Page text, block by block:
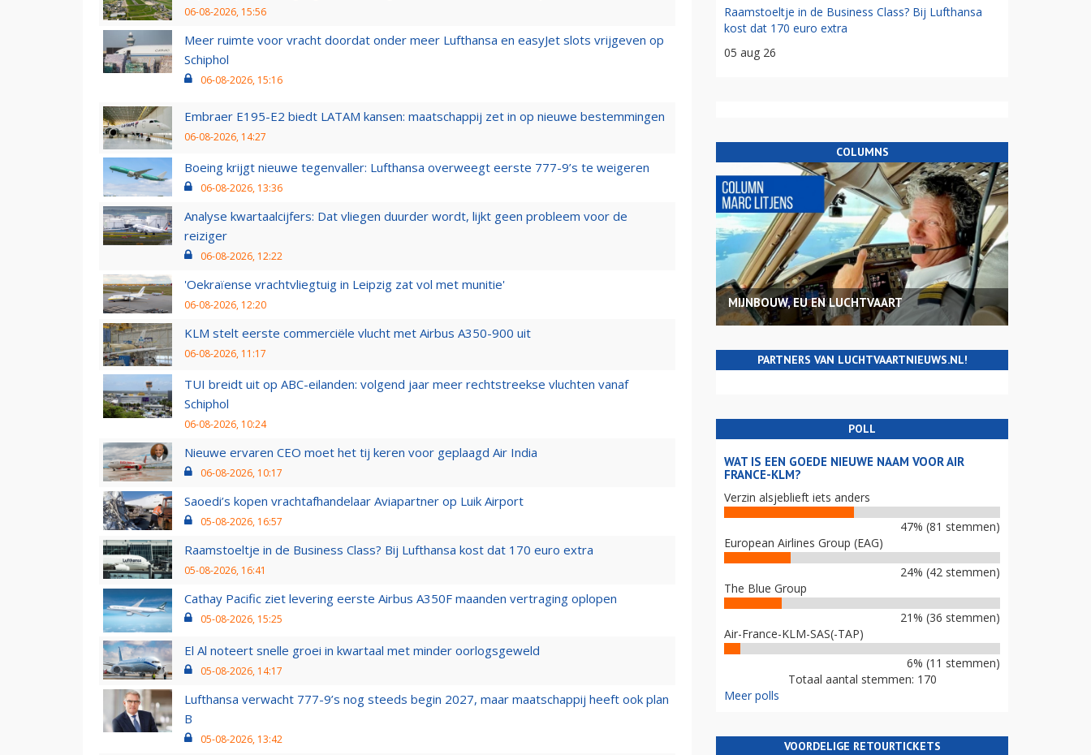
06-08-2026, 15:56
Meer ruimte voor vracht doordat onder meer Lufthansa en easyJet slots vrijgeven op
Schiphol
06-08-2026, 15:16
Embraer E195-E2 biedt LATAM kansen: maatschappij zet in op nieuwe bestemmingen
06-08-2026, 14:27
Boeing krijgt nieuwe tegenvaller: Lufthansa overweegt eerste 777-9’s te weigeren
06-08-2026, 13:36
Analyse kwartaalcijfers: Dat vliegen duurder wordt, lijkt geen probleem voor de
reiziger
06-08-2026, 12:22
'Oekraïense vrachtvliegtuig in Leipzig zat vol met munitie'
06-08-2026, 12:20
KLM stelt eerste commerciële vlucht met Airbus A350-900 uit
06-08-2026, 11:17
TUI breidt uit op ABC-eilanden: volgend jaar meer rechtstreekse vluchten vanaf
Schiphol
06-08-2026, 10:24
Nieuwe ervaren CEO moet het tij keren voor geplaagd Air India
06-08-2026, 10:17
Saoedi’s kopen vrachtafhandelaar Aviapartner op Luik Airport
05-08-2026, 16:57
Raamstoeltje in de Business Class? Bij Lufthansa kost dat 170 euro extra
05-08-2026, 16:41
Cathay Pacific ziet levering eerste Airbus A350F maanden vertraging oplopen
05-08-2026, 15:25
El Al noteert snelle groei in kwartaal met minder oorlogsgeweld
05-08-2026, 14:17
Lufthansa verwacht 777-9’s nog steeds begin 2027, maar maatschappij heeft ook plan
B
05-08-2026, 13:42
Raamstoeltje in de Business Class? Bij Lufthansa
kost dat 170 euro extra
05 aug 26
COLUMNS
MIJNBOUW, EU EN LUCHTVAART
PARTNERS VAN LUCHTVAARTNIEUWS.NL!
POLL
WAT IS EEN GOEDE NIEUWE NAAM VOOR AIR
FRANCE-KLM?
Verzin alsjeblieft iets anders
47% (81 stemmen)
European Airlines Group (EAG)
24% (42 stemmen)
The Blue Group
21% (36 stemmen)
Air-France-KLM-SAS(-TAP)
6% (11 stemmen)
Totaal aantal stemmen: 170
Meer polls
VOORDELIGE RETOURTICKETS